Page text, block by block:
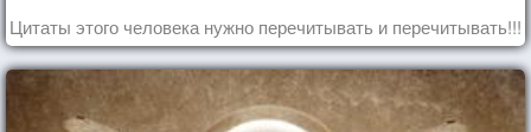
Цитаты этого человека нужно перечитывать и перечитывать!!!